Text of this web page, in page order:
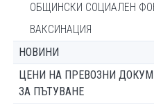
ОБЩИНСКИ СОЦИАЛЕН
ВАКСИНАЦИЯ
НОВИНИ
ЦЕНИ НА ПРЕВОЗНИ
ЗА ПЪТУВАНЕ